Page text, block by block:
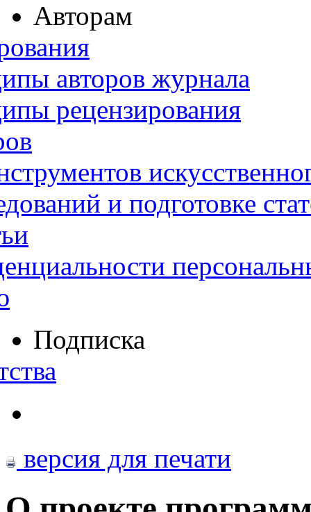
Авторам
авторов журнала
рецензирования
и подготовке
Подписка
версия для печати